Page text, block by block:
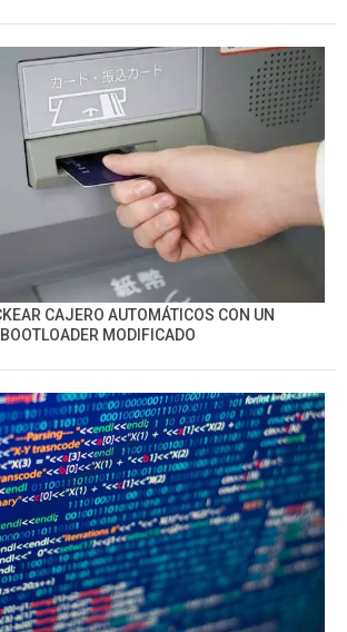
CAJERO AUTOMÁTICOS CON UN
BOOTLOADER MODIFICADO